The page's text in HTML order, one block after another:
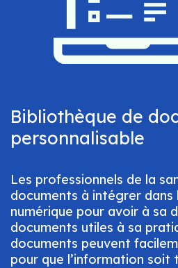
Bibliothèque de
personnalisable
Les professionnels de la
documents à intégrer dans
numérique pour avoir à sa
documents utiles à sa
documents peuvent
pour que l’information soit